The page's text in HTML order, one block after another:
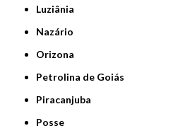
Luziânia
Nazário
Orizona
Petrolina de Goiás
Piracanjuba
Posse